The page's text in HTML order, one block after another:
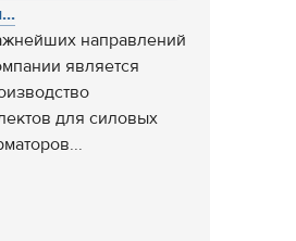
направлений
является
для силовых